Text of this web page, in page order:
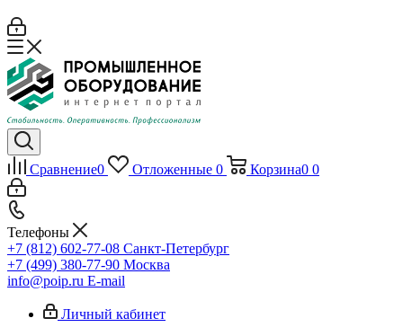
Сравнение0 Отложенные 0 Корзина0 0
Телефоны
+7 (812) 602-77-08 Санкт-Петербург
+7 (499) 380-77-90 Москва
info@poip.ru E-mail
Личный кабинет